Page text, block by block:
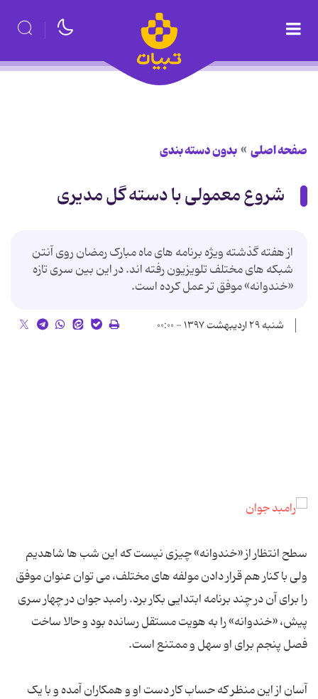
صفحه اصلی بدون دسته بندی
شروع معمولی با دسته گل مدیری
از هفته گذشته ویژه برنامه های ماه مبارک رمضان روی آنتن
شبکه های مختلف تلویزیون رفته اند. در این بین سری تازه
«خندوانه» موفق تر عمل کرده است.
شنبه ۲۹ اردیبهشت ۱۳۹۷ - ۰۰:۰۰
سطح انتظار از «خندوانه» چیزی نیست که این شب ها شاهدیم
ولی با کنار هم قرار دادن مولفه های مختلف، می توان عنوان موفق
را برای آن در چند برنامه ابتدایی بکار برد. رامبد جوان در چهار سری
پیش، «خندوانه» را به هویت مستقل رسانده بود و حالا ساخت
فصل پنجم برای او سهل و ممتنع است.
آسان از این منظر که حساب کار دست او و همکاران آمده و با یک